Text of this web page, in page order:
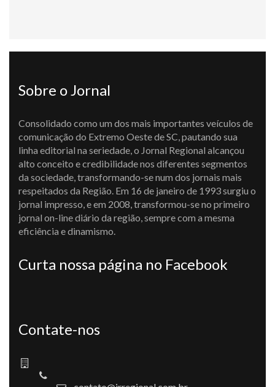
Sobre o Jornal
Consolidado como um dos mais importantes veículos de
comunicação do Extremo Oeste de SC, pautando sua
linha editorial na seriedade, o Jornal Regional alcançou
alto conceito e credibilidade nos diferentes segmentos
da sociedade, transformando-se num dos jornais mais
respeitados da Região. Em 16 de janeiro de 1993 surgiu o
jornal impresso, e em 2008, transformou-se no primeiro
jornal on-line diário da região, sempre com a mesma
eficiência e dinamismo.
Curta nossa página no Facebook
Contate-nos